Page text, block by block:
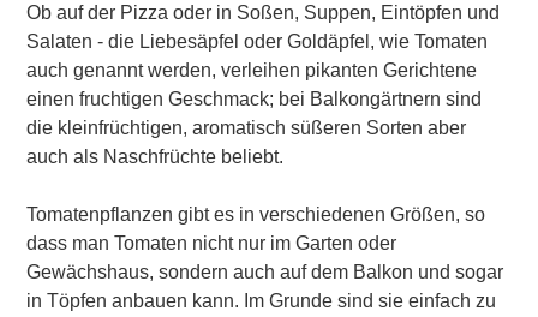
Ob auf der Pizza oder in Soßen, Suppen, Eintöpfen und
Salaten - die Liebesäpfel oder Goldäpfel, wie Tomaten
auch genannt werden, verleihen pikanten Gerichtene
einen fruchtigen Geschmack; bei Balkongärtnern sind
die kleinfrüchtigen, aromatisch süßeren Sorten aber
auch als Naschfrüchte beliebt.
Tomatenpflanzen gibt es in verschiedenen Größen, so
dass man Tomaten nicht nur im Garten oder
Gewächshaus, sondern auch auf dem Balkon und sogar
in Töpfen anbauen kann. Im Grunde sind sie einfach zu